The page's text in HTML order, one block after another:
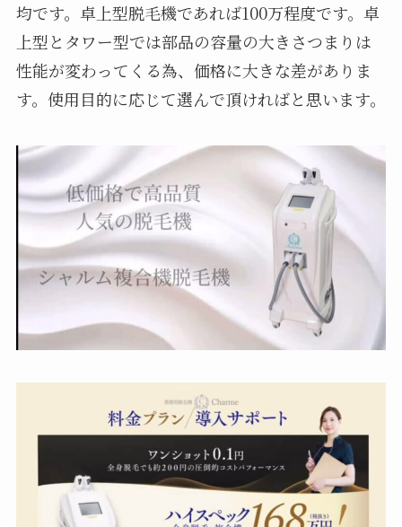
均です。卓上型脱毛機であれば100万程度です。卓
上型とタワー型では部品の容量の大きさつまりは
性能が変わってくる為、価格に大きな差がありま
す。使用目的に応じて選んで頂ければと思います。